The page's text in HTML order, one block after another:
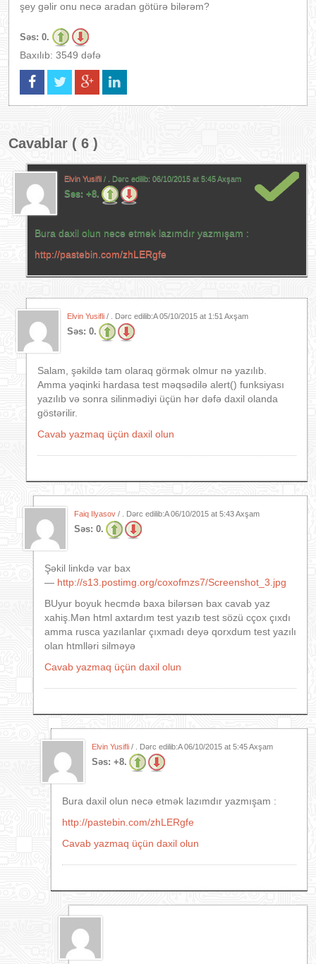
şey gəlir onu necə aradan götürə bilərəm?
Səs: 0.
Baxılıb: 3549 dəfə
Cavablar ( 6 )
Elvin Yusifli / . Dərc edilib: 06/10/2015 at 5:45 Axşam
Səs: +8.
Bura daxil olun necə etmək lazımdır yazmışam :
http://pastebin.com/zhLERgfe
Elvin Yusifli / . Dərc edilib:A05/10/2015 at 1:51 Axşam
Səs: 0.
Salam, şəkildə tam olaraq görmək olmur nə yazılıb.
Amma yəqinki hardasa test məqsədilə alert() funksiyası
yazılıb və sonra silinmədiyi üçün hər dəfə daxil olanda
göstərilir.
Cavab yazmaq üçün daxil olun
Faiq Ilyasov / . Dərc edilib:A06/10/2015 at 5:43 Axşam
Səs: 0.
Şəkil linkdə var bax
— http://s13.postimg.org/coxofmzs7/Screenshot_3.jpg
BUyur boyuk hecmdə baxa bilərsən bax cavab yaz
xahiş.Mən html axtardım test yazıb test sözü cçox çıxdı
amma rusca yazılanlar çıxmadı deyə qorxdum test yazılı
olan htmlləri silməyə
Cavab yazmaq üçün daxil olun
Elvin Yusifli / . Dərc edilib:A06/10/2015 at 5:45 Axşam
Səs: +8.
Bura daxil olun necə etmək lazımdır yazmışam :
http://pastebin.com/zhLERgfe
Cavab yazmaq üçün daxil olun